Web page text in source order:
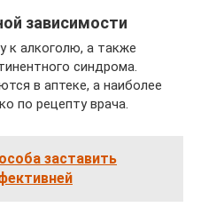
зависимости
к алкоголю, а также
синдрома.
в аптеке, а наиболее
по рецепту врача.
заставить